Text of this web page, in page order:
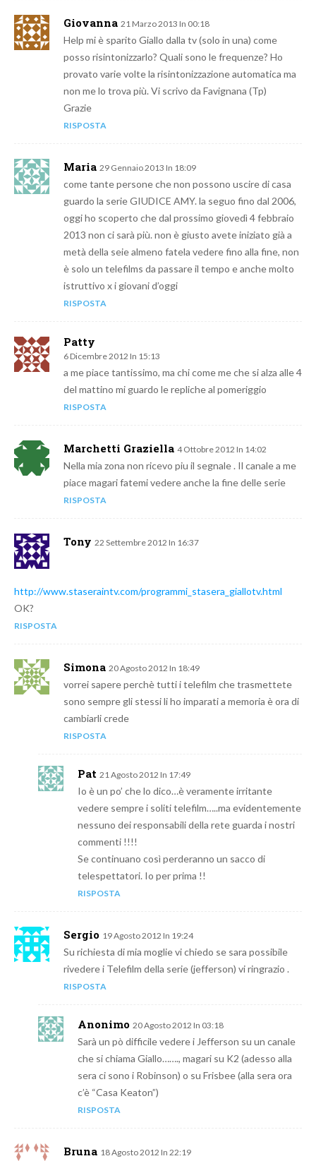
Giovanna 21 Marzo 2013 In 00:18
Help mi è sparito Giallo dalla tv (solo in una) come
posso risintonizzarlo? Quali sono le frequenze? Ho
provato varie volte la risintonizzazione automatica ma
non me lo trova più. Vi scrivo da Favignana (Tp)
Grazie
RISPOSTA
Maria 29 Gennaio 2013 In 18:09
come tante persone che non possono uscire di casa
guardo la serie GIUDICE AMY. la seguo fino dal 2006,
oggi ho scoperto che dal prossimo giovedì 4 febbraio
2013 non ci sarà più. non è giusto avete iniziato già a
metà della seie almeno fatela vedere fino alla fine, non
è solo un telefilms da passare il tempo e anche molto
istruttivo x i giovani d’oggi
RISPOSTA
Patty
6 Dicembre 2012 In 15:13
a me piace tantissimo, ma chi come me che si alza alle 4
del mattino mi guardo le repliche al pomeriggio
RISPOSTA
Marchetti Graziella 4 Ottobre 2012 In 14:02
Nella mia zona non ricevo piu il segnale . Il canale a me
piace magari fatemi vedere anche la fine delle serie
RISPOSTA
Tony 22 Settembre 2012 In 16:37
http://www.staseraintv.com/programmi_stasera_giallotv.html
OK?
RISPOSTA
Simona 20 Agosto 2012 In 18:49
vorrei sapere perchè tutti i telefilm che trasmettete
sono sempre gli stessi li ho imparati a memoria è ora di
cambiarli crede
RISPOSTA
Pat 21 Agosto 2012 In 17:49
Io è un po’ che lo dico…è veramente irritante
vedere sempre i soliti telefilm…..ma evidentemente
nessuno dei responsabili della rete guarda i nostri
commenti !!!!
Se continuano così perderanno un sacco di
telespettatori. Io per prima !!
RISPOSTA
Sergio 19 Agosto 2012 In 19:24
Su richiesta di mia moglie vi chiedo se sara possibile
rivedere i Telefilm della serie (jefferson) vi ringrazio .
RISPOSTA
Anonimo 20 Agosto 2012 In 03:18
Sarà un pò difficile vedere i Jefferson su un canale
che si chiama Giallo……., magari su K2 (adesso alla
sera ci sono i Robinson) o su Frisbee (alla sera ora
c’è “Casa Keaton”)
RISPOSTA
Bruna 18 Agosto 2012 In 22:19